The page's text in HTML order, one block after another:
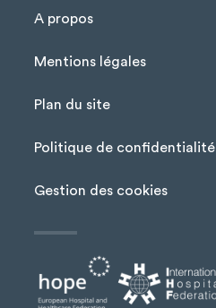
A propos
Mentions légales
Plan du site
Politique de confidentialité
Gestion des cookies